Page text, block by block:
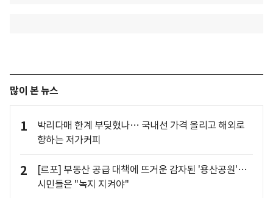
많이 본 뉴스
1
박리다매 한계 부딪혔나… 국내선 가격 올리고 해외로
향하는 저가커피
2
[르포] 부동산 공급 대책에 뜨거운 감자된 '용산공원'…
시민들은 "녹지 지켜야"